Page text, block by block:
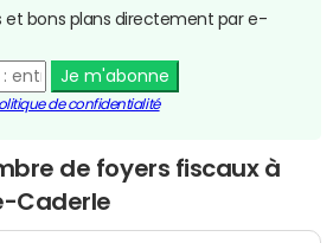
et bons plans directement par e-
Je m'abonne
de confidentialité
de foyers fiscaux à
Caderle